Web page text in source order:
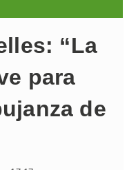
“La
para
de